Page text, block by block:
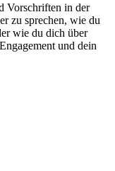
Vorschriften in der
zu sprechen, wie du
wie du dich über
und dein